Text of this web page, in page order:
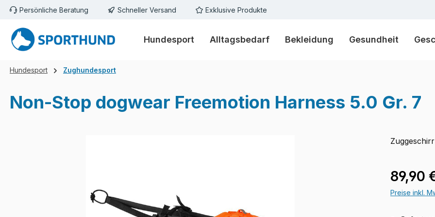
Hauptinhalt springen
Zur Suche springen
Zur Hauptnavigation springen
Persönliche Beratung Schneller Versand Exklusive Produkte
Hundesport Alltagsbedarf Bekleidung Gesundheit
Hundesport Zughundesport
Non-Stop dogwear Freemotion Harness 5.0 Gr. 7
Zuggeschirr
89,90
Preise inkl.